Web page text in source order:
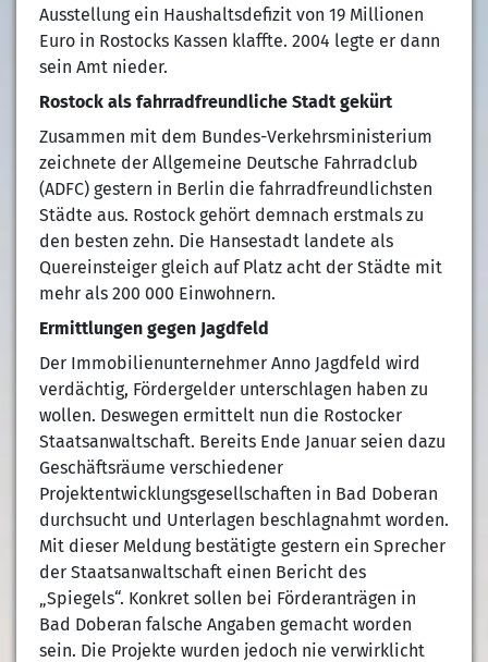
Ausstellung ein Haushaltsdefizit von 19 Millionen
Euro in Rostocks Kassen klaffte. 2004 legte er dann
sein Amt nieder.
Rostock als fahrradfreundliche Stadt gekürt
Zusammen mit dem Bundes-Verkehrsministerium
zeichnete der Allgemeine Deutsche Fahrradclub
(ADFC) gestern in Berlin die fahrradfreundlichsten
Städte aus. Rostock gehört demnach erstmals zu
den besten zehn. Die Hansestadt landete als
Quereinsteiger gleich auf Platz acht der Städte mit
mehr als 200 000 Einwohnern.
Ermittlungen gegen Jagdfeld
Der Immobilienunternehmer Anno Jagdfeld wird
verdächtig, Fördergelder unterschlagen haben zu
wollen. Deswegen ermittelt nun die Rostocker
Staatsanwaltschaft. Bereits Ende Januar seien dazu
Geschäftsräume verschiedener
Projektentwicklungsgesellschaften in Bad Doberan
durchsucht und Unterlagen beschlagnahmt worden.
Mit dieser Meldung bestätigte gestern ein Sprecher
der Staatsanwaltschaft einen Bericht des
„Spiegels“. Konkret sollen bei Förderanträgen in
Bad Doberan falsche Angaben gemacht worden
sein. Die Projekte wurden jedoch nie verwirklicht